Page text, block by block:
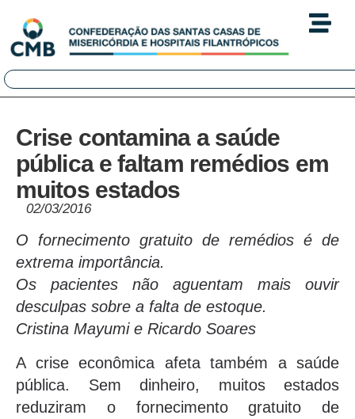
Crise contamina a saúde
pública e faltam remédios em
muitos estados
02/03/2016
O fornecimento gratuito de remédios é de
extrema importância.
Os pacientes não aguentam mais ouvir
desculpas sobre a falta de estoque.
Cristina Mayumi e Ricardo Soares
A crise econômica afeta também a saúde
pública. Sem dinheiro, muitos estados
reduziram o fornecimento gratuito de